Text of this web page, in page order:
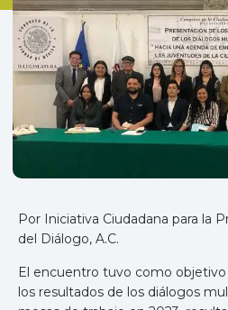
Por Iniciativa Ciudadana para la
del Diálogo, A.C.
El encuentro tuvo como
los resultados de los diálogos